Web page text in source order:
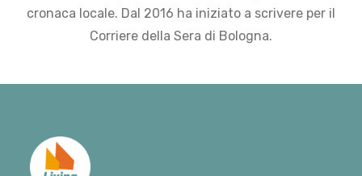
cronaca locale. Dal 2016 ha iniziato a scrivere per il
Corriere della Sera di Bologna.